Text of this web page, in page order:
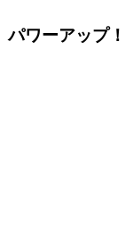
パワーアップ！